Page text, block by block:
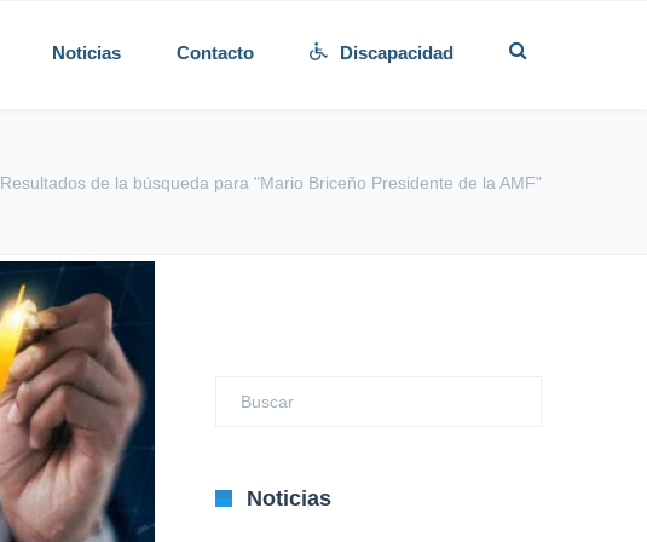
Noticias Contacto Discapacidad
Resultados de la búsqueda para "Mario Briceño Presidente de la AMF"
Noticias